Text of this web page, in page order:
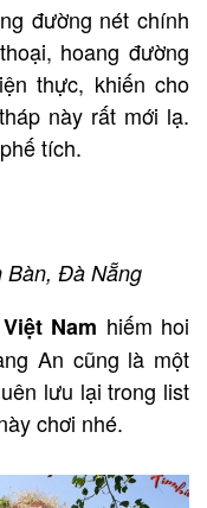
đường nét chính
hoang đường
thực, khiến cho
này rất mới lạ.
tích.
Đà Nẵng
Nam hiếm hoi
An cũng là một
lưu lại trong list
chơi nhé.